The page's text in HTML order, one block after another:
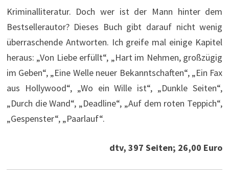
Kriminalliteratur. Doch wer ist der Mann hinter dem
Bestsellerautor? Dieses Buch gibt darauf nicht wenig
überraschende Antworten. Ich greife mal einige Kapitel
heraus: „Von Liebe erfüllt“, „Hart im Nehmen, großzügig
im Geben“, „Eine Welle neuer Bekanntschaften“, „Ein Fax
aus Hollywood“, „Wo ein Wille ist“, „Dunkle Seiten“,
„Durch die Wand“, „Deadline“, „Auf dem roten Teppich“,
„Gespenster“, „Paarlauf“.
dtv, 397 Seiten; 26,00 Euro